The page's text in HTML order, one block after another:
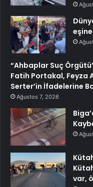
“Ahbaplar Suç
Fatih Portakal, Feyza
Serter’in İfadelerine
Ağustos 7, 2026
var,